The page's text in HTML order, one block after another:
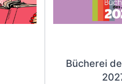
Bücherei